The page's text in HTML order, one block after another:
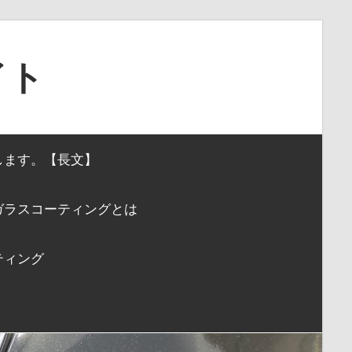
す。【長文】
ラスコーティングとは
ィング